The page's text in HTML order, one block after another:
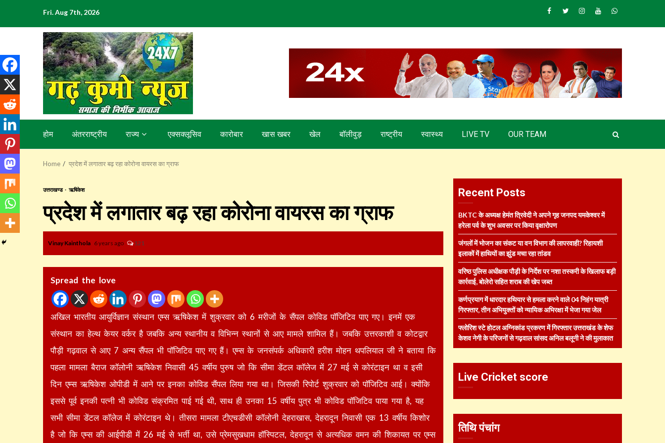
content
Fri. Aug 7th, 2026 Facebook
TwitterInstagram
YoutubeWhatsapp
होम अंतरराष्ट्रीय राज्य एक्सक्लूसिव कारोबार खास खबर खेल बाॅलीवुड़ राष्ट्रीय स्वास्थ्य LIVE TV OUR TEAM
Home प्रदेश में लगातार बढ़ रहा कोरोना वायरस का ग्राफ
उत्तराखण्ड ऋषिकेश
प्रदेश में लगातार बढ़ रहा कोरोना वायरस का ग्राफ
Vinay Kainthola 6 years ago 121
Spread the love
अखिल भारतीय आयुर्विज्ञान संस्थान एम्स ऋषिकेश में शुक्रवार को 6 मरीजों के सैंपल कोविड पॉजिटिव पाए गए। इनमें एक
संस्थान का हेल्थ केयर वर्कर है जबकि अन्य स्थानीय व विभिन्न स्थानों से आए मामले शामिल हैं। जबकि उत्तरकाशी व कोटद्वार
पौड़ी गढ़वाल से आए 7 अन्य सैंपल भी पॉजिटिव पाए गए हैं। एम्स के जनसंपर्क अधिकारी हरीश मोहन थपलियाल जी ने बताया कि
पहला मामला बैराज कॉलोनी ऋषिकेश निवासी 45 वर्षीय पुरुष जो कि सीमा डेंटल कॉलेज में 27 मई से कोरंटाइन था व इसी
दिन एम्स ऋषिकेश ओपीडी में आने पर इनका कोविड सैंपल लिया गया था। जिसकी रिपोर्ट शुक्रवार को पॉजिटिव आई। क्योंकि
इससे पूर्व इनकी पत्नी भी कोविड संक्रमित पाई गई थी, साथ ही उनका 15 वर्षीय पुत्र भी कोविड पॉजिटिव पाया गया है, यह
सभी सीमा डेंटल कॉलेज में कोरंटाइन थे। तीसरा मामला टीएचडीसी कॉलोनी देहराखास, देहरादून निवासी एक 13 वर्षीय किशोर
है जो कि एम्स की आईपीडी में 26 मई से भर्ती था, उसे प्रेमसुखधाम हॉस्पिटल, देहरादून से अत्यधिक वमन की ​शिकायत पर एम्स
Recent Posts
BKTC के अध्यक्ष हेमंत त्रिवेदी ने अपने गृह जनपद यमकेश्वर में
हरेला पर्व के शुभ अवसर पर किया वृक्षारोपण
जंगलों में भोजन का संकट या वन विभाग की लापरवाही? रिहायशी
इलाकों में हाथियों का झुंड मचा रहा तांडव
वरिष्ठ पुलिस अधीक्षक पौड़ी के निर्देश पर नशा तस्करी के खिलाफ बड़ी
कार्रवाई, बोलेरो सहित शराब की खेप जब्त
कर्णप्रयाग में धारदार हथियार से हमला करने वाले 04 निहंग यात्री
गिरफ्तार, तीन अभियुक्तों को न्यायिक अभिरक्षा में भेजा गया जेल
फ्लोरिश स्टे होटल अग्निकांड प्रकरण में गिरफ्तार उत्तराखंड के शेफ
केशव नेगी के परिजनों से गढ़वाल सांसद अनिल बलूनी ने की मुलाकात
Live Cricket score
तिथि पंचांग